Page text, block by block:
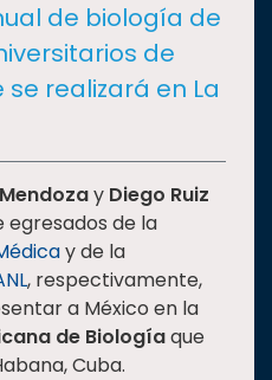
de biología de
de
realizará en La
y Diego Ruiz
de la
y de la
, respectivamente,
a México en la
de Biologíaque
Cuba.